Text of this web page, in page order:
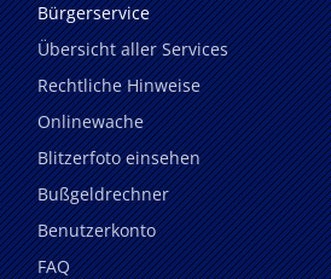
Bürgerservice
Übersicht aller Services
Rechtliche Hinweise
Onlinewache
Blitzerfoto einsehen
Bußgeldrechner
Benutzerkonto
FAQ